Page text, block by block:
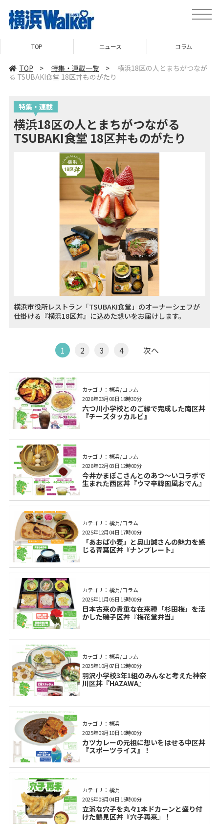
toggle
TOP ニュース コラム
TOP > 特集・連載一覧 >
横浜18区の人とまちがつなが
る TSUBAKI食堂 18区丼ものがたり
特集・連載
横浜18区の人とまちがつながる
TSUBAKI食堂 18区丼ものがたり
横浜市役所レストラン「TSUBAKI食堂」のオーナーシェフが
仕掛ける『横浜18区丼』に込めた想いをお届けします。
1 2 3 4 次へ
カテゴリ： 横浜 / コラム
六つ川小学校とのご縁で完成した南区丼
『チーズタッカルビ』
2026年03月06日 18時30分
カテゴリ： 横浜 / コラム
今井かまぼこさんとのあつ～いコラボで
生まれた西区丼『ウマ辛韓国風おでん』
2026年02月03日 12時00分
カテゴリ： 横浜 / コラム
「あおば小麦」と奥山誠さんの魅力を感
じる青葉区丼『ナンプレート』
2025年12月04日 17時00分
カテゴリ： 横浜 / コラム
日本古来の貴重な在来種「杉田梅」を活
かした磯子区丼『梅花堂弁当』
2025年11月05日 15時00分
カテゴリ： 横浜 / コラム
羽沢小学校3年1組のみんなと考えた神奈
川区丼『HAZAWA』
2025年10月07日 12時00分
カテゴリ： 横浜
カツカレーの元祖に想いをはせる中区丼
『スポーツライス』！
2025年09月10日 16時00分
カテゴリ： 横浜
立派な穴子を丸々1本ドカーンと盛り付
けた鶴見区丼『穴子再来』！
2025年08月04日 15時00分